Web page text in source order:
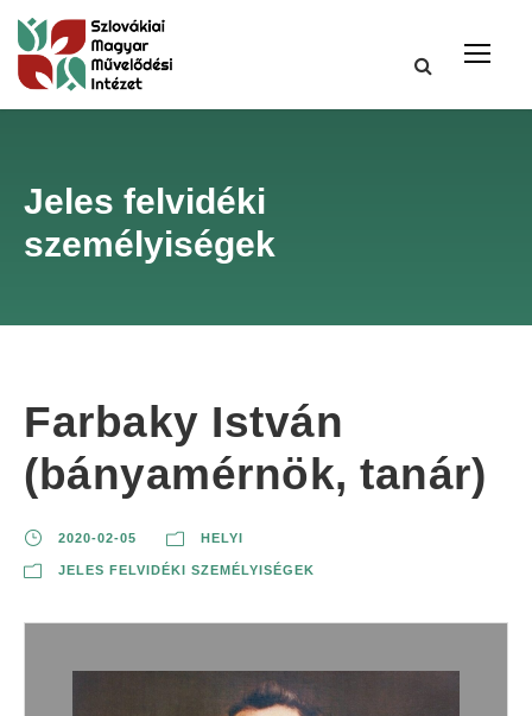
Jeles felvidéki
személyiségek
Farbaky István
(bányamérnök, tanár)
2020-02-05 HELYI
JELES FELVIDÉKI SZEMÉLYISÉGEK